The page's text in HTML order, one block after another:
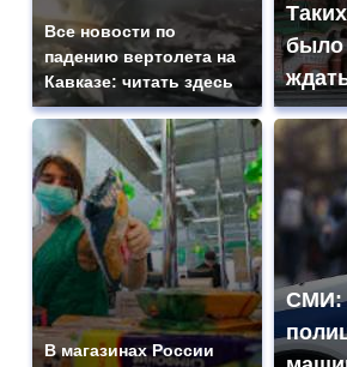
Все новости по
падению вертолета на
Кавказе: читать здесь
было
В магазинах России
СМИ: